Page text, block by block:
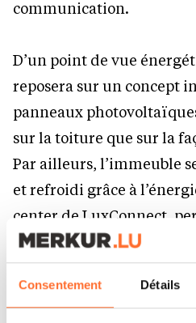
Consentement Détails
communication.
D’un point de vue
reposera sur un concept
panneaux
sur la toiture que sur la
Par ailleurs, l’immeuble
et refroidi grâce à
center de LuxConnect,
réduction de plus de 10
d’énergie primaire grâce
chaleur fatale et à la